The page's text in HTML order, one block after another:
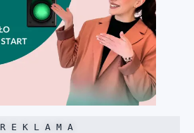
R E K L A M A